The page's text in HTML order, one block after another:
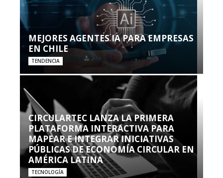
MEJORES AGENTES IA PARA EMPRESAS
EN CHILE
TENDENCIA
CIRCULARTEC LANZA LA PRIMERA
PLATAFORMA INTERACTIVA PARA
MAPEAR E INTEGRAR INICIATIVAS
PÚBLICAS DE ECONOMÍA CIRCULAR EN
AMÉRICA LATINA
TECNOLOGÍA